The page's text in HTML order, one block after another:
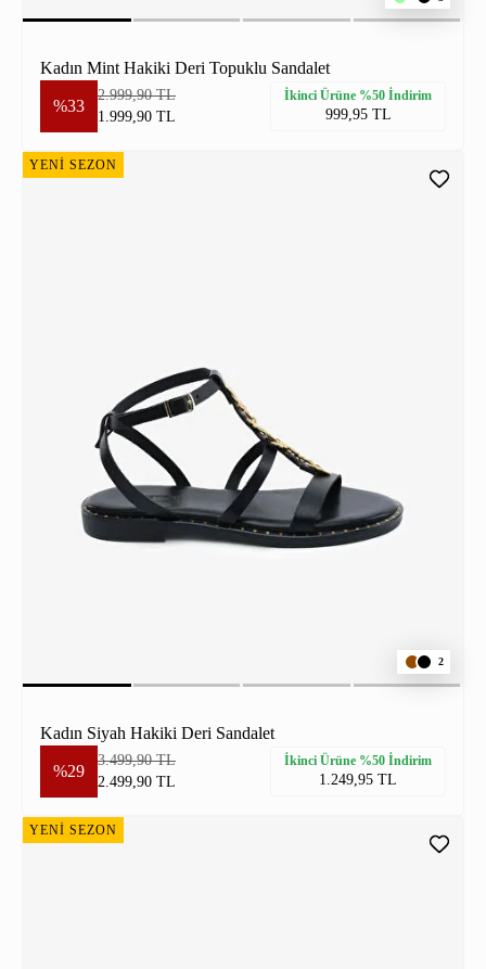
Kadın Mint Hakiki Deri Topuklu Sandalet
%33
2.999,90 TL
1.999,90 TL
İkinci Ürüne %50 İndirim
999,95 TL
YENİ SEZON
2
Kadın Siyah Hakiki Deri Sandalet
%29
3.499,90 TL
2.499,90 TL
İkinci Ürüne %50 İndirim
1.249,95 TL
YENİ SEZON